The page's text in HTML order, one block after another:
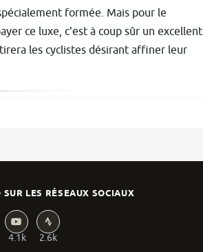
formée. Mais pour le
ce luxe, c'est à coup sûr un excellent
les cyclistes désirant affiner leur
LES RÉSEAUX SOCIAUX
4.1k 2.6k